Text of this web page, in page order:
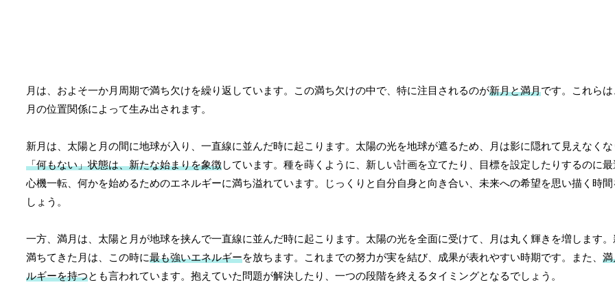
月は、およそ一か月周期で満ち欠けを繰り返しています。この満ち欠けの中で、特に注目されるのが新月と満月です。これら
月の位置関係によって生み出されます。
新月は、太陽と月の間に地球が入り、一直線に並んだ時に起こります。太陽の光を地球が遮るため、月は影に隠れて見えなく
「何もない」状態は、新たな始まりを象徴しています。種を蒔くように、新しい計画を立てたり、目標を設定したりするのに最
心機一転、何かを始めるためのエネルギーに満ち溢れています。じっくりと自分自身と向き合い、未来への希望を思い描く時
しょう。
一方、満月は、太陽と月が地球を挟んで一直線に並んだ時に起こります。太陽の光を全面に受けて、月は丸く輝きを増します
満ちてきた月は、この時に最も強いエネルギーを放ちます。これまでの努力が実を結び、成果が表れやすい時期です。また、 満
ルギーを持つとも言われています。抱えていた問題が解決したり、一つの段階を終えるタイミングとなるでしょう。